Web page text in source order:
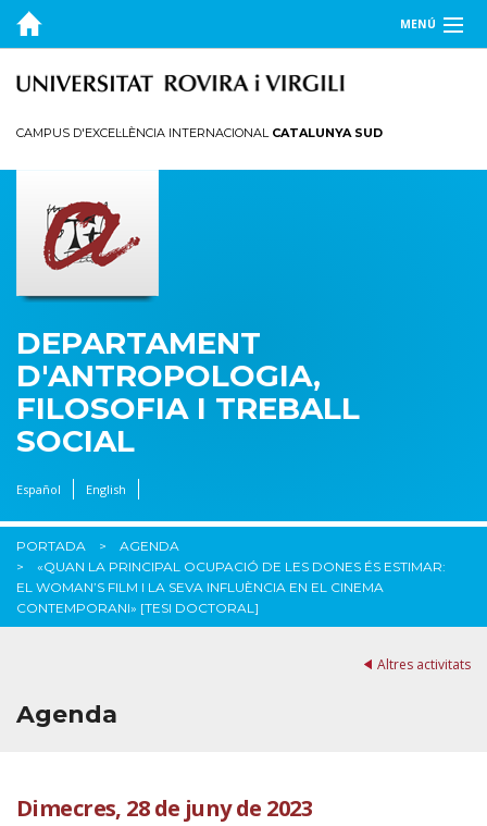
MENÚ
EL DEPARTAMENT
RECERCA
PUBLICACIONS
TRANSFERÈNCIA
CAMPUS D'EXCEL·LÈNCIA INTERNACIONAL CATALUNYA SUD
DEPARTAMENT
D'ANTROPOLOGIA,
FILOSOFIA I TREBALL
SOCIAL
Español English
PORTADA
AGENDA
«QUAN LA PRINCIPAL OCUPACIÓ DE LES DONES ÉS ESTIMAR:
EL WOMAN’S FILM I LA SEVA INFLUÈNCIA EN EL CINEMA
CONTEMPORANI» [TESI DOCTORAL]
Altres activitats
Agenda
Dimecres, 28 de juny de 2023